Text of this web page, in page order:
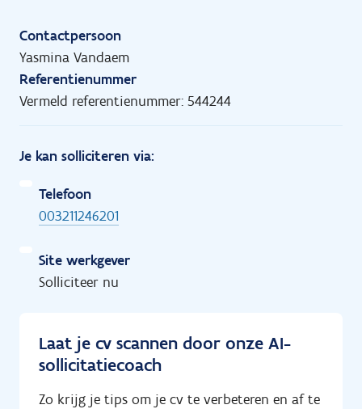
Contactpersoon
Yasmina Vandaem
Referentienummer
Vermeld referentienummer: 544244
Je kan solliciteren via:
Telefoon
003211246201
Site werkgever
Solliciteer nu
Laat je cv scannen door onze AI-
sollicitatiecoach
Zo krijg je tips om je cv te verbeteren en af te